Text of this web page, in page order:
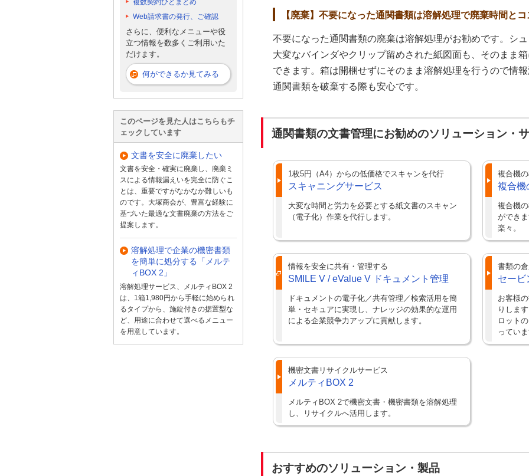
【廃棄】不要になった通関書類は溶解処理で廃棄時間と
不要になった通関書類の廃棄は溶解処理がお勧めです。シ
大変なバインダやクリップ留めされた紙図面も、そのまま
できます。箱は開梱せずにそのまま溶解処理を行うので情
通関書類を破棄する際も安心です。
通関書類の文書管理にお勧めのソリューション・
1枚5円（A4）からの低価格でスキャンを代行
スキャニングサービス
大変な時間と労力を必要とする紙文書のスキャン
（電子化）作業を代行します。
複合機
複合機
複合機
ができ
楽々。
情報を安全に共有・管理する
SMILE V / eValue V ドキュメント管理
ドキュメントの電子化／共有管理／検索活用を簡
単・セキュアに実現し、ナレッジの効果的な運用
による企業競争力アップに貢献します。
書類の
セービ
お客様
りしま
ロット
ってい
機密文書リサイクルサービス
メルティBOX 2
メルティBOX 2で機密文書・機密書類を溶解処理
し、リサイクルへ活用します。
おすすめのソリューション・製品
複数契約ひとまとめ
Web請求書の発行、ご確認
さらに、便利なメニューや役
立つ情報を数多くご利用いた
だけます。
何ができるか見てみる
このページを見た人はこちらもチ
ェックしています
文書を安全に廃棄したい
文書を安全・確実に廃棄し、廃棄ミ
スによる情報漏えいを完全に防ぐこ
とは、重要ですがなかなか難しいも
のです。大塚商会が、豊富な経験に
基づいた最適な文書廃棄の方法をご
提案します。
溶解処理で企業の機密書類
を簡単に処分する「メルテ
ィBOX 2」
溶解処理サービス、メルティBOX 2
は、1箱1,980円から手軽に始められ
るタイプから、施錠付きの据置型な
ど、用途に合わせて選べるメニュー
を用意しています。